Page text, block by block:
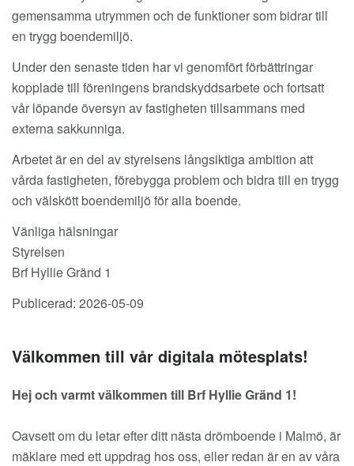
gemensamma utrymmen och de funktioner som bidrar till
en trygg boendemiljö.
Under den senaste tiden har vi genomfört förbättringar
kopplade till föreningens brandskyddsarbete och fortsatt
vår löpande översyn av fastigheten tillsammans med
externa sakkunniga.
Arbetet är en del av styrelsens långsiktiga ambition att
vårda fastigheten, förebygga problem och bidra till en trygg
och välskött boendemiljö för alla boende.
Vänliga hälsningar
Styrelsen
Brf Hyllie Gränd 1
Publicerad: 2026-05-09
Välkommen till vår digitala mötesplats!
Hej och varmt välkommen till Brf Hyllie Gränd 1!
Oavsett om du letar efter ditt nästa drömboende i Malmö, är
mäklare med ett uppdrag hos oss, eller redan är en av våra